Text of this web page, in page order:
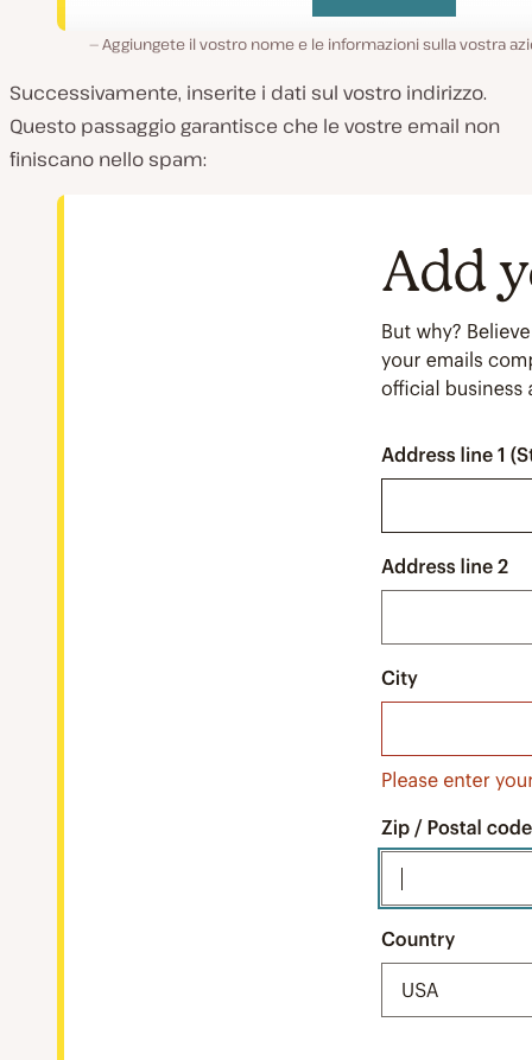
Aggiungete il vostro nome e le informazioni sulla vostra
Successivamente, inserite i dati sul vostro indirizzo.
Questo passaggio garantisce che le vostre email non
finiscano nello spam: